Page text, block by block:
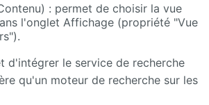
: permet de choisir la vue
l'onglet Affichage (propriété "Vue
d'intégrer le service de recherche
qu'un moteur de recherche sur les